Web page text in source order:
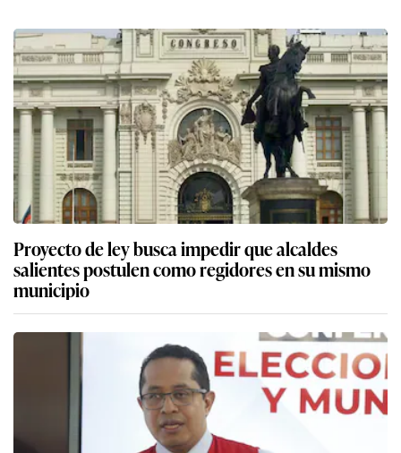
Proyecto de ley busca impedir que alcaldes
salientes postulen como regidores en su mismo
municipio